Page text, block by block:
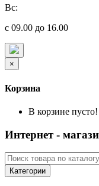
Вс:
с 09.00 до 16.00
×
Корзина
В корзине пусто!
Интернет -
Категории